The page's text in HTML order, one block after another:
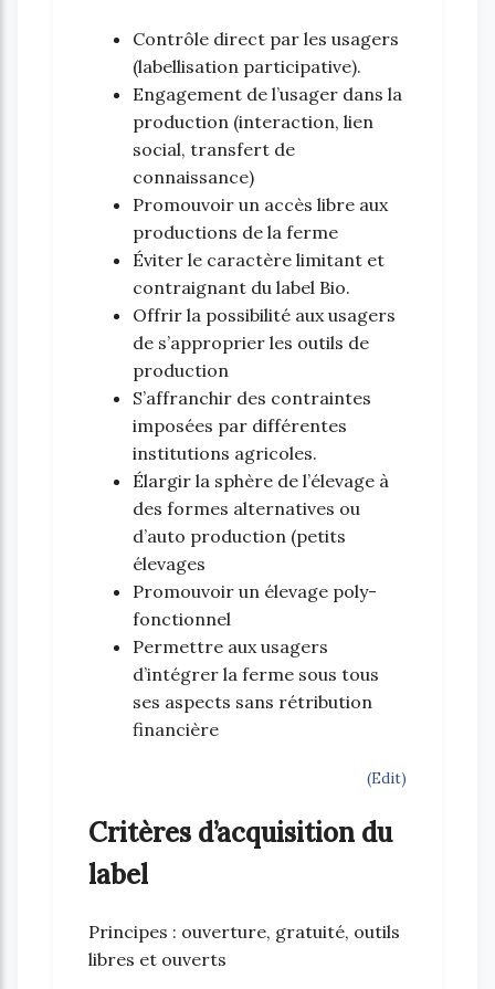
Contrôle direct par les usagers
(labellisation participative).
Engagement de l’usager dans la
production (interaction, lien
social, transfert de
connaissance)
Promouvoir un accès libre aux
productions de la ferme
Éviter le caractère limitant et
contraignant du label Bio.
Offrir la possibilité aux usagers
de s’approprier les outils de
production
S’affranchir des contraintes
imposées par différentes
institutions agricoles.
Élargir la sphère de l’élevage à
des formes alternatives ou
d’auto production (petits
élevages
Promouvoir un élevage poly-
fonctionnel
Permettre aux usagers
d’intégrer la ferme sous tous
ses aspects sans rétribution
financière
(Edit)
Critères d’acquisition du
label
Principes : ouverture, gratuité, outils
libres et ouverts